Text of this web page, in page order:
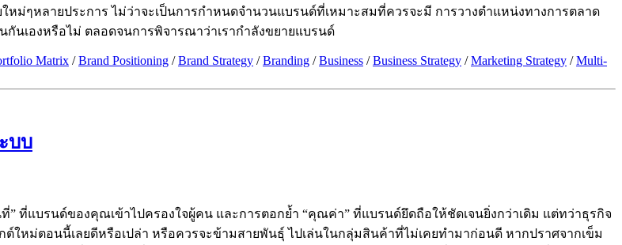
ม่ๆหลายประการ ไม่ว่าจะเป็นการกำหนดจำนวนแบรนด์ที่เหมาะสมที่ควรจะมี การวางตำแหน่งทางการตลาด
กันเองหรือไม่ ตลอดจนการพิจารณาว่าเรากำลังขยายแบรนด์
Matrix /Brand Positioning /Brand Strategy /Branding /Business /Business Strategy /Marketing Strategy /Multi-
บบ
ที่แบรนด์ของคุณเข้าไปครองใจผู้คน และการตอกย้ำ “คุณค่า” ที่แบรนด์ยึดถือให้ชัดเจนยิ่งกว่าเดิม แต่ทว่าธุรกิจ
ใหม่ตอนนี้เลยดีหรือเปล่า หรือควรจะข้ามสายพันธุ์ ไปเล่นในกลุ่มสินค้าที่ไม่เคยทำมาก่อนดี หากปราศจากเข็ม